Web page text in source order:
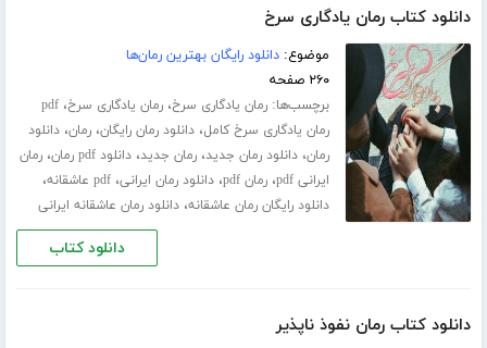
دانلود کتاب رمان یادگاری سرخ
موضوع:دانلود رایگان بهترین رمان‌ها
۲۶۰ صفحه
برچسب‌ها:رمان یادگاری سرخ،رمان یادگاری سرخ،pdf
رمان یادگاری سرخ کامل،دانلود رمان رایگان،رمان،دانلود
رمان،دانلود رمان جدید،رمان جدید،دانلود pdf رمان ،رمان
ایرانی pdf
،رمان pdf ،دانلود رمان ایرانی،pdf عاشقانه ،
دانلود رایگان رمان عاشقانه،دانلود رمان عاشقانه ایرانی
دانلود کتاب
دانلود کتاب رمان نفوذ ناپذیر